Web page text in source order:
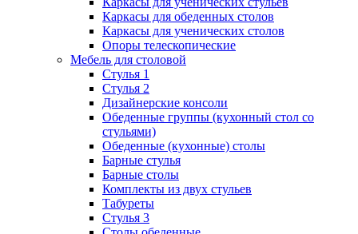
Каркасы для обеденных столов
Каркасы для ученических столов
Опоры телескопические
Мебель для столовой
Стулья 1
Стулья 2
Дизайнерские консоли
Обеденные группы (кухонный стол со
стульями)
Обеденные (кухонные) столы
Барные стулья
Барные столы
Комплекты из двух стульев
Табуреты
Стулья 3